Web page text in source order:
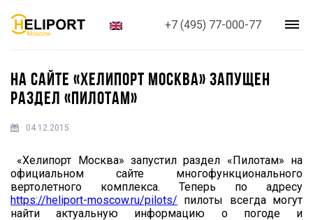
+7 (495) 77-000-77
НА САЙТЕ «ХЕЛИПОРТ МОСКВА» ЗАПУЩЕН
РАЗДЕЛ «ПИЛОТАМ»
04.12.2015
«Хелипорт Москва» запустил раздел «Пилотам» на
официальном сайте многофункционального
вертолетного комплекса. Теперь по адресу
https://heliport-moscow.ru/pilots/ пилоты всегда могут
найти актуальную информацию о погоде и